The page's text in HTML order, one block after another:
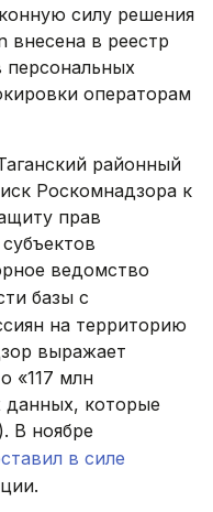
силу решения
внесена в реестр
персональных
операторам
районный
Роскомнадзора к
прав
ведомство
базы с
на территорию
выражает
«117 млн
данных, которые
В ноябре
в силе